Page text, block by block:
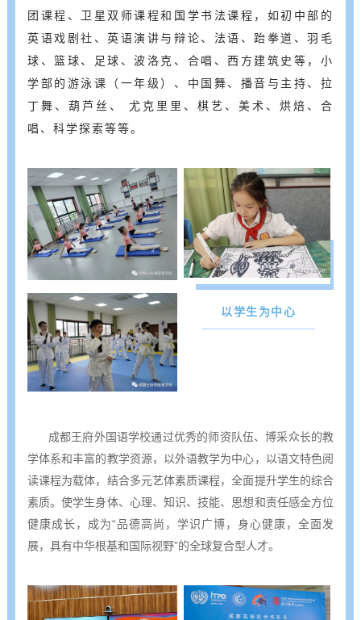
团课程、卫星双师课程和国学书法课程，如初中部的
英语戏剧社、英语演讲与辩论、法语、跆拳道、羽毛
球、篮球、足球、波洛克、合唱、西方建筑史等，小
学部的游泳课（一年级）、中国舞、播音与主持、拉
丁舞、葫芦丝、 尤克里里、棋艺、美术、烘焙、合
唱、科学探索等等。
以学生为中心
成都王府外国语学校通过优秀的师资队伍、博采众长的教
学体系和丰富的教学资源，以外语教学为中心，以语文特色阅
读课程为载体，结合多元艺体素质课程，全面提升学生的综合
素质。使学生身体、心理、知识、技能、思想和责任感全方位
健康成长，成为“品德高尚，学识广博，身心健康，全面发
展，具有中华根基和国际视野”的全球复合型人才。